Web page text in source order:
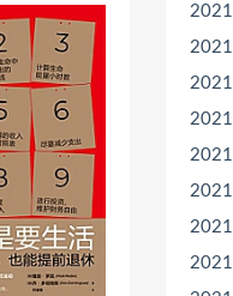
2021
2021
2021
2021
2021
2021
2021
2021